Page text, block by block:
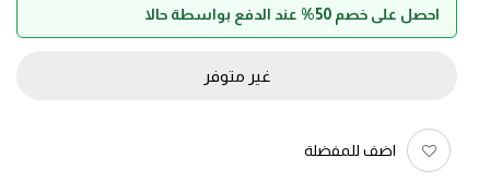
احصل على خصم 50% عند الدفع بواسطة حالا
غير متوفر
اضف للمفضلة